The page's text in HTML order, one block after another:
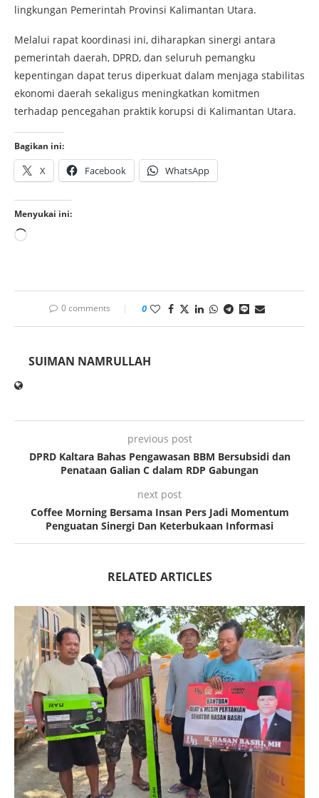
lingkungan Pemerintah Provinsi Kalimantan Utara.
Melalui rapat koordinasi ini, diharapkan sinergi antara
pemerintah daerah, DPRD, dan seluruh pemangku
kepentingan dapat terus diperkuat dalam menjaga stabilitas
ekonomi daerah sekaligus meningkatkan komitmen
terhadap pencegahan praktik korupsi di Kalimantan Utara.
Bagikan ini:
X Facebook WhatsApp
Menyukai ini:
0 comments 0
SUIMAN NAMRULLAH
previous post
DPRD Kaltara Bahas Pengawasan BBM Bersubsidi dan
Penataan Galian C dalam RDP Gabungan
next post
Coffee Morning Bersama Insan Pers Jadi Momentum
Penguatan Sinergi Dan Keterbukaan Informasi
RELATED ARTICLES